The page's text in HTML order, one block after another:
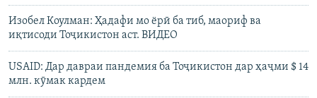
Изобел Коулман: Ҳадафи мо ёрӣ ба тиб, маориф ва
иқтисоди Тоҷикистон аст. ВИДЕО
USAID: Дар давраи пандемия ба Тоҷикистон дар ҳаҷми $ 14
млн. кӯмак кардем